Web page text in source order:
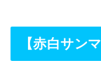
【赤白サン